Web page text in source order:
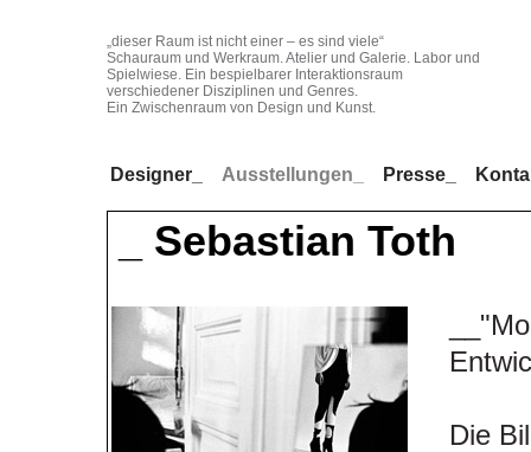
„dieser Raum ist nicht einer – es sind viele“
Schauraum und Werkraum. Atelier und Galerie. Labor und
Spielwiese. Ein bespielbarer Interaktionsraum
verschiedener Disziplinen und Genres.
Ein Zwischenraum von Design und Kunst.
Designer_ Ausstellungen_ Presse_
_ Sebastian Toth
Die